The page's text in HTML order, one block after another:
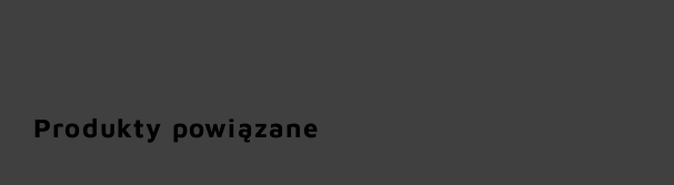
Produkty powiązane